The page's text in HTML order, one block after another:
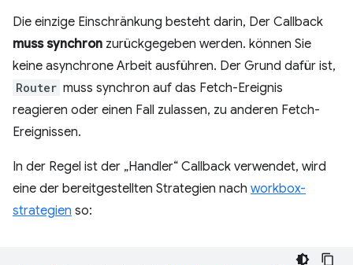
Die einzige Einschränkung besteht darin, Der Callback
muss synchron zurückgegeben werden. können Sie
keine asynchrone Arbeit ausführen. Der Grund dafür ist,
Router muss synchron auf das Fetch-Ereignis
reagieren oder einen Fall zulassen, zu anderen Fetch-
Ereignissen.
In der Regel ist der „Handler“ Callback verwendet, wird
eine der bereitgestellten Strategien nach workbox-
strategien so: